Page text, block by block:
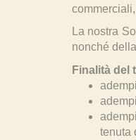
La nostra
nonché
Finalità del
tenuta